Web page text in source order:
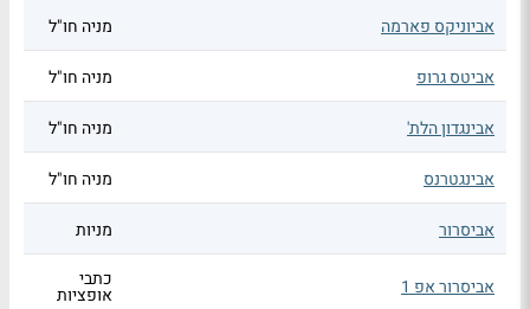
אביוניקס פארמה מניה חו"ל
אביטס גרופ מניה חו"ל
אבינגדון הלת' מניה חו"ל
אבינגטרנס מניה חו"ל
אביסרור מניות
אביסרור אפ 1 כתבי
אופציות